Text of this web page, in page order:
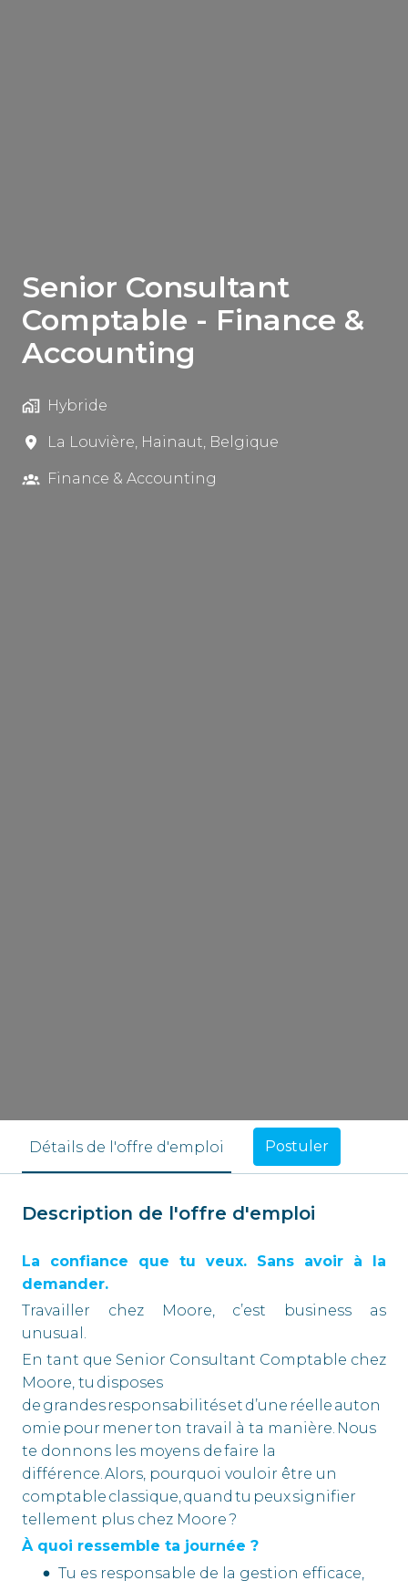
Senior Consultant
Comptable - Finance &
Accounting
Hybride
La Louvière Hainaut Belgique
Finance & Accounting
Détails de l'offre d'emploi Postuler
Description de l'offre d'emploi
La confiance que tu veux. Sans avoir à la
demander.
Travailler chez Moore, c’est business as
unusual.
En tant que Senior Consultant Comptable chez
Moore, tu disposes
de grandes responsabilités et d’une réelle auton
omie pour mener ton travail à ta manière. Nous
te donnons les moyens de faire la
différence. Alors, pourquoi vouloir être un
comptable classique, quand tu peux signifier
tellement plus chez Moore ?
À quoi ressemble ta journée ?
Tu es responsable de la gestion efficace,